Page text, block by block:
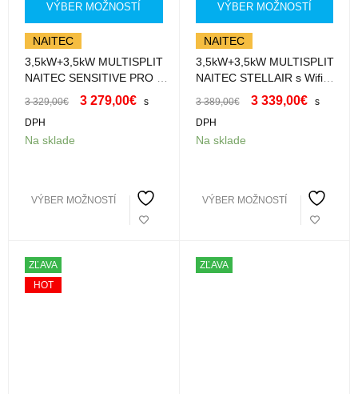
VÝBER MOŽNOSTÍ
NAITEC
3,5kW+3,5kW MULTISPLIT
NAITEC SENSITIVE PRO s
SP35HWXKI+SP35HWXKI s
montážou
3 329,00€ 3 279,00€
s
DPH
Na sklade
VÝBER MOŽNOSTÍ
VÝBER MOŽNOSTÍ
NAITEC
3,5kW+3,5kW MULTISPLIT
NAITEC STELLAIR s Wifi
ST35XWAK+ST35XWAK s
montážou
3 389,00€ 3 339,00€
s
DPH
Na sklade
VÝBER MOŽNOSTÍ
ZĽAVA
HOT
ZĽAVA